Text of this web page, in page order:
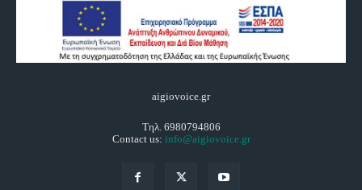
aigiovoice.gr
Τηλ. 6980794806
Contact us: info@aigiovoice.gr